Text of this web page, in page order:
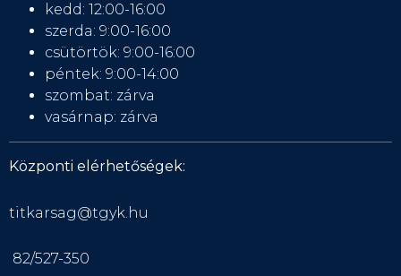
kedd: 12:00-16:00
szerda: 9:00-16:00
csütörtök: 9:00-16:00
péntek: 9:00-14:00
szombat: zárva
vasárnap: zárva
Központi elérhetőségek:
titkarsag@tgyk.hu
82/527-350